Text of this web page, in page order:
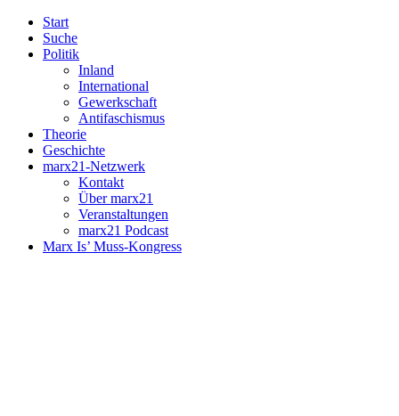
Start
Suche
Politik
Inland
International
Gewerkschaft
Antifaschismus
Theorie
Geschichte
marx21-Netzwerk
Kontakt
Über marx21
Veranstaltungen
marx21 Podcast
Marx Is’ Muss-Kongress